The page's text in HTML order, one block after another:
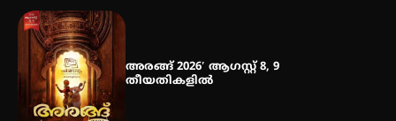
അരങ്ങ് 2026′ ആഗസ്റ്റ് 8, 9
തീയതികളിൽ